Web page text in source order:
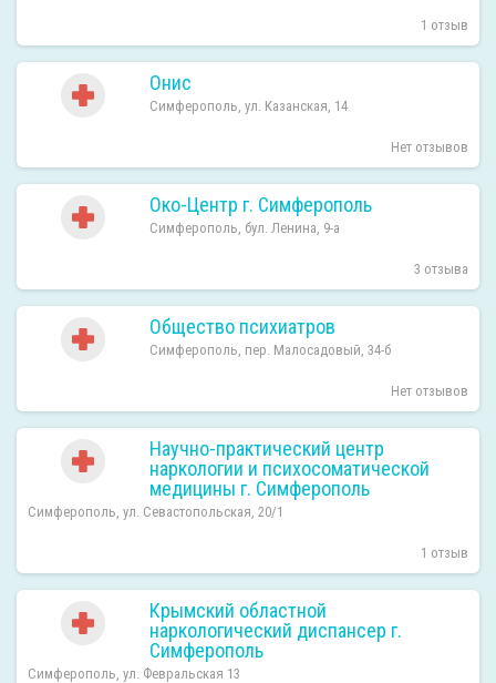
1 отзыв
Онис
Симферополь, ул. Казанская, 14
Нет отзывов
Око-Центр г. Симферополь
Симферополь, бул. Ленина, 9-а
3 отзыва
Общество психиатров
Симферополь, пер. Малосадовый, 34-б
Нет отзывов
Научно-практический центр
наркологии и психосоматической
медицины г. Симферополь
Симферополь, ул. Севастопольская, 20/1
1 отзыв
Крымский областной
наркологический диспансер г.
Симферополь
Симферополь, ул. Февральская 13